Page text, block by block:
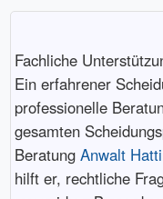
Fachliche
Ein erfahrener
professionelle
gesamten
Beratung Anwalt
hilft er, rechtliche